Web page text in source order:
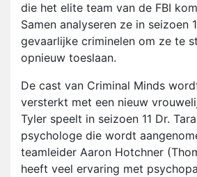
die het elite team van de FBI
Samen analyseren ze in seizoen
gevaarlijke criminelen om ze te
opnieuw toeslaan.
De cast van Criminal Minds
versterkt met een nieuw
Tyler speelt in seizoen 11 Dr.
psychologe die wordt
teamleider Aaron Hotchner
heeft veel ervaring met